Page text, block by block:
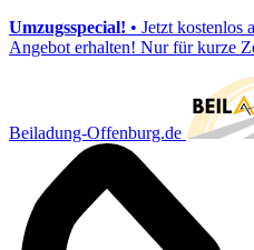
Umzugsspecial! • Jetzt kostenlos
Angebot erhalten! Nur für kurze
Beiladung-Offenburg.de